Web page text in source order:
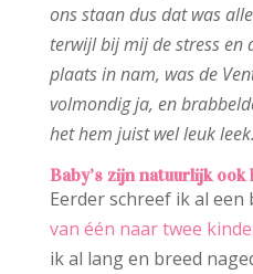
ons staan dus dat was
terwijl bij mij de stress en
plaats in nam, was de
volmondig ja, en
het hem juist wel leuk leek.
Baby’s zijn natuurlijk ook
Eerder schreef ik al een
van één naar twee
ik al lang en breed